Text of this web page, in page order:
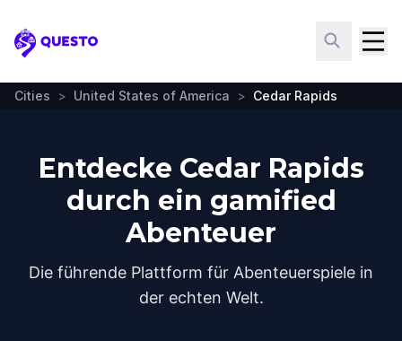
Questo
Cities > United States of America > Cedar Rapids
Entdecke Cedar Rapids
durch ein gamified
Abenteuer
Die führende Plattform für Abenteuerspiele in
der echten Welt.